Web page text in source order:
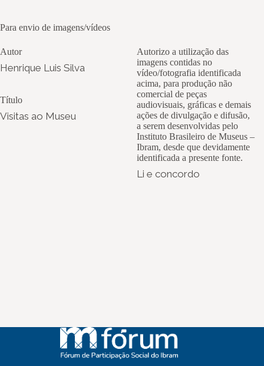
Para envio de imagens/vídeos
Autor
Henrique Luis Silva
Título
Visitas ao Museu
Autorizo a utilização das
imagens contidas no
vídeo/fotografia identificada
acima, para produção não
comercial de peças
audiovisuais, gráficas e demais
ações de divulgação e difusão,
a serem desenvolvidas pelo
Instituto Brasileiro de Museus –
Ibram, desde que devidamente
identificada a presente fonte.
Li e concordo